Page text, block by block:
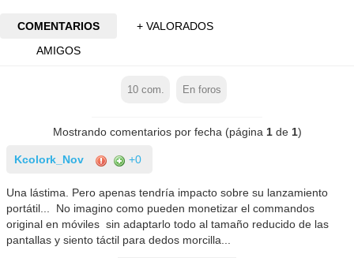
COMENTARIOS
+ VALORADOS
AMIGOS
10com. En foros
Mostrando comentarios por fecha (página 1de 1)
Kcolork_Nov +0
Una lástima. Pero apenas tendría impacto sobre su lanzamiento
portátil... No imagino como pueden monetizar el commandos
original en móviles sin adaptarlo todo al tamaño reducido de las
pantallas y siento táctil para dedos morcilla...